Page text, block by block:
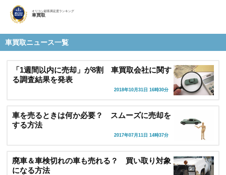
オリコン顧客満足度ランキング
車買取
車買取ニュース一覧
「1週間以内に売却」が8割 車買取会社に関す
る調査結果を発表
2018年10月31日 16時30分
車を売るときは何か必要？ スムーズに売却を
する方法
2017年07月11日 14時37分
廃車＆車検切れの車も売れる？ 買い取り対象
になる方法